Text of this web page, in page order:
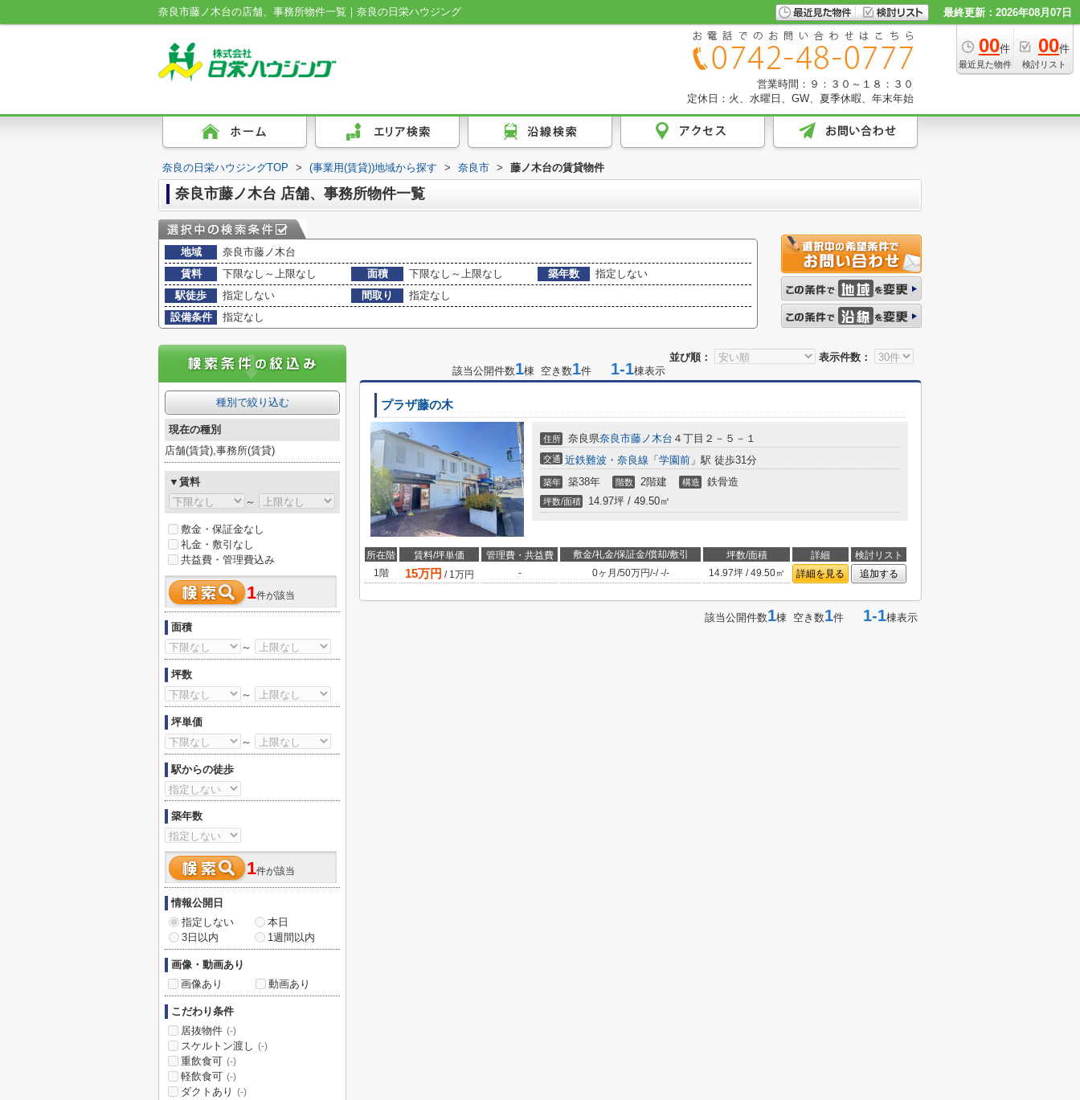
奈良市藤ノ木台の店舗、事務所物件一覧｜奈良の日栄ハウジング 最終更新：2026年08月07日
00件
最近見た物件
00件
検討リスト
営業時間：９：３０～１８：３０
定休日：火、水曜日、GW、夏季休暇、年末年始
奈良の日栄ハウジングTOP > (事業用(賃貸))地域から探す > 奈良市 > 藤ノ木台の賃貸物件
奈良市藤ノ木台 店舗、事務所物件一覧
地域
奈良市藤ノ木台
賃料
下限なし～上限なし 面積 下限なし～上限なし 築年数
指定しない
駅徒歩
指定しない 間取り
指定なし
設備条件
指定なし
並び順：
表示件数：
該当公開件数1棟 空き数1件 1-1棟表示
プラザ藤の木
住所 奈良県奈良市藤ノ木台 ４丁目２－５－１
交通 近鉄難波・奈良線 「 学園前 」駅 徒歩31分
築年 築38年 階数 2階建 構造 鉄骨造
坪数/面積 14.97坪 / 49.50㎡
所在階 賃料/坪単価 管理費・共益費 敷金/礼金/保証金/償却/敷引 坪数/面積 詳細
検討リスト
1階
15万円 / 1万円 - 0ヶ月 /50万円/-/-/- 14.97坪 / 49.50㎡ 詳細を見る 追加する
該当公開件数1棟 空き数1件 1-1棟表示
種別で絞り込む
現在の種別
店舗(賃貸),事務所(賃貸)
▼賃料
～
敷金・保証金なし
礼金・敷引なし
共益費・管理費込み
1件が該当
面積
～
坪数
～
坪単価
～
駅からの徒歩
築年数
1件が該当
情報公開日
指定しない
本日
3日以内
1週間以内
画像・動画あり
画像あり
動画あり
こだわり条件
居抜物件 (-)
スケルトン渡し (-)
重飲食可 (-)
軽飲食可 (-)
ダクトあり (-)